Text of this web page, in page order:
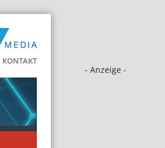
KONTAKT
- Anzeige -